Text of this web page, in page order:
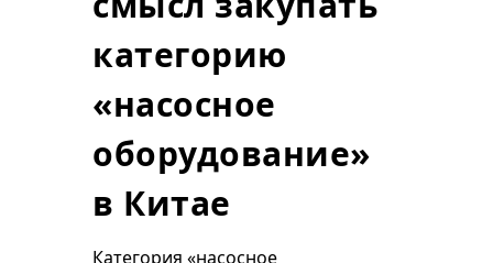
категорию
«насосное
оборудование»
в Китае
Категория «насосное